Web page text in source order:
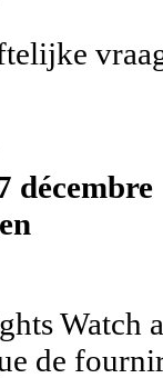
décembre
Watch a
de